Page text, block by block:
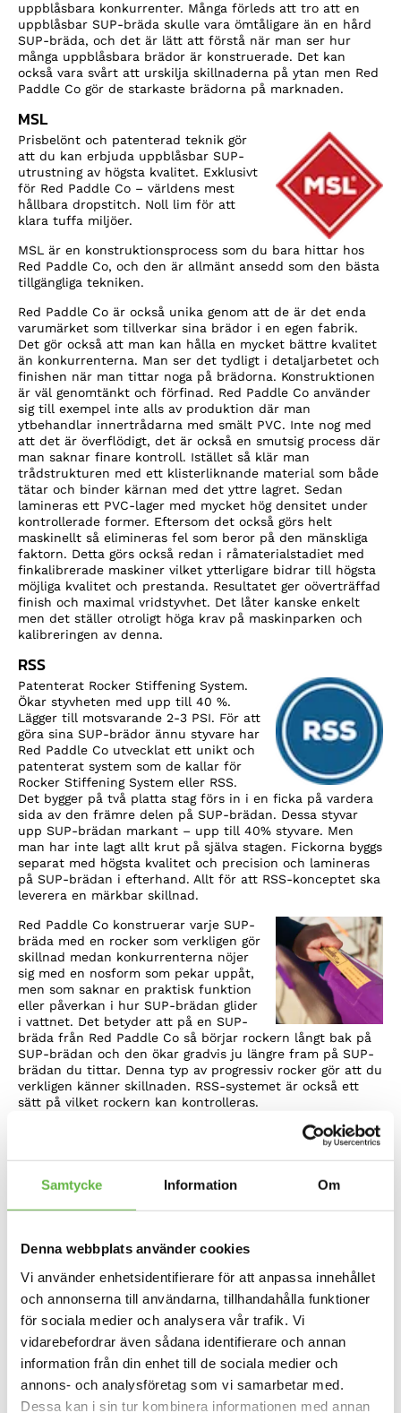
Samtycke Information Om
Denna webbplats använder cookies
Vi använder enhetsidentifierare för att anpassa innehållet
och annonserna till användarna, tillhandahålla funktioner
för sociala medier och analysera vår trafik. Vi
vidarebefordrar även sådana identifierare och annan
information från din enhet till de sociala medier och
annons- och analysföretag som vi samarbetar med.
Dessa kan i sin tur kombinera informationen med annan
uppblåsbara konkurrenter. Många förleds att tro att en
uppblåsbar SUP-bräda skulle vara ömtåligare än en hård
SUP-bräda, och det är lätt att förstå när man ser hur
många uppblåsbara brädor är konstruerade. Det kan
också vara svårt att urskilja skillnaderna på ytan men Red
Paddle Co gör de starkaste brädorna på marknaden.
MSL
Prisbelönt och patenterad teknik gör
att du kan erbjuda uppblåsbar SUP-
utrustning av högsta kvalitet. Exklusivt
för Red Paddle Co – världens mest
hållbara dropstitch. Noll lim för att
klara tuffa miljöer.
MSL är en konstruktionsprocess som du bara hittar hos
Red Paddle Co, och den är allmänt ansedd som den bästa
tillgängliga tekniken.
Red Paddle Co är också unika genom att de är det enda
varumärket som tillverkar sina brädor i en egen fabrik.
Det gör också att man kan hålla en mycket bättre kvalitet
än konkurrenterna. Man ser det tydligt i detaljarbetet och
finishen när man tittar noga på brädorna. Konstruktionen
är väl genomtänkt och förfinad. Red Paddle Co använder
sig till exempel inte alls av produktion där man
ytbehandlar innertrådarna med smält PVC. Inte nog med
att det är överflödigt, det är också en smutsig process där
man saknar finare kontroll. Istället så klär man
trådstrukturen med ett klisterliknande material som både
tätar och binder kärnan med det yttre lagret. Sedan
lamineras ett PVC-lager med mycket hög densitet under
kontrollerade former. Eftersom det också görs helt
maskinellt så elimineras fel som beror på den mänskliga
faktorn. Detta görs också redan i råmaterialstadiet med
finkalibrerade maskiner vilket ytterligare bidrar till högsta
möjliga kvalitet och prestanda. Resultatet ger oöverträffad
finish och maximal vridstyvhet. Det låter kanske enkelt
men det ställer otroligt höga krav på maskinparken och
kalibreringen av denna.
RSS
Patenterat Rocker Stiffening System.
Ökar styvheten med upp till 40 %.
Lägger till motsvarande 2-3 PSI. För att
göra sina SUP-brädor ännu styvare har
Red Paddle Co utvecklat ett unikt och
patenterat system som de kallar för
Rocker Stiffening System eller RSS.
Det bygger på två platta stag förs in i en ficka på vardera
sida av den främre delen på SUP-brädan. Dessa styvar
upp SUP-brädan markant – upp till 40% styvare. Men
man har inte lagt allt krut på själva stagen. Fickorna byggs
separat med högsta kvalitet och precision och lamineras
på SUP-brädan i efterhand. Allt för att RSS-konceptet ska
leverera en märkbar skillnad.
Red Paddle Co konstruerar varje SUP-
bräda med en rocker som verkligen gör
skillnad medan konkurrenterna nöjer
sig med en nosform som pekar uppåt,
men som saknar en praktisk funktion
eller påverkan i hur SUP-brädan glider
i vattnet. Det betyder att på en SUP-
bräda från Red Paddle Co så börjar rockern långt bak på
SUP-brädan och den ökar gradvis ju längre fram på SUP-
brädan du tittar. Denna typ av progressiv rocker gör att du
verkligen känner skillnaden. RSS-systemet är också ett
sätt på vilket rockern kan kontrolleras.
Brädor från Red Paddle Co med RSS är upp till 50%
styvare än andra uppblåsbara SUP-brädor i motsvarande
storlek och tjocklek. RSS-systemet gör det också möjligt
för paddlare över 100 kg att använda kortare SUP-brädor
och på Race-familjen är det tydligt hur mycket skillnad
RSS faktiskt gör. Kortfattat kan man säga att ju tyngre
RSS från Red Paddle Co är revolutionerande när det gäller
prestanda för uppblåsbara SUP-brädor, och det är
sprunget ur företagets övertygelse att en uppblåsbar SUP
inte ska innebära att du som paddlare ska behöva
kompromissa med prestanda, design eller kvalitet.
Detaljer